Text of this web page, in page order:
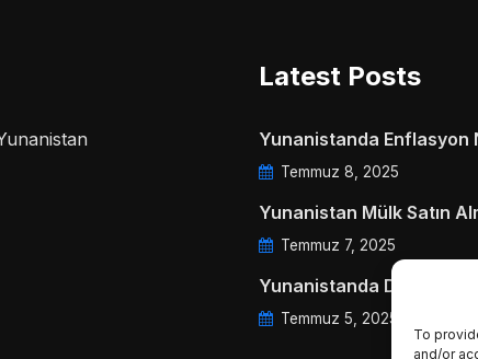
To
and/or
Latest Posts
Yunanistanda Enflasyon
Temmuz 8, 2025
Yunanistan Mülk Satın
Temmuz 7, 2025
Yunanistanda Daire
Temmuz 5, 2025